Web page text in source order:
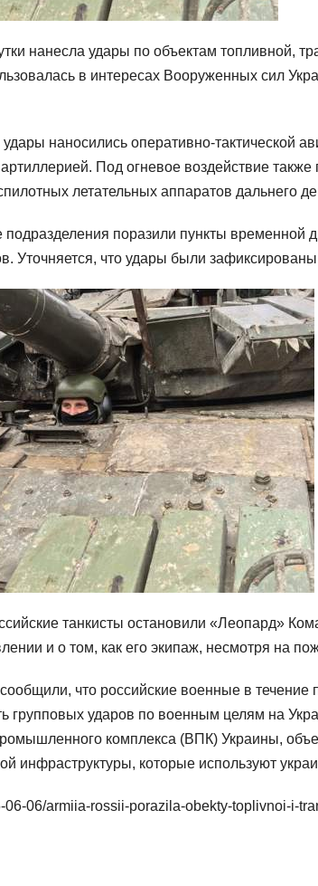
нанесла удары по объектам топливной,
в интересах Вооруженных сил
наносились оперативно-тактической
Под огневое воздействие
летательных аппаратов дальнего
подразделения поразили пункты
Уточняется, что удары были
танкисты остановили «Леопард»
и о том, как его экипаж, несмотря на
что российские военные в
групповых ударов по военным целям на
комплекса (ВПК) Украины,
инфраструктуры, которые используют
06-06/armiia-rossii-porazila-obekty-toplivnoi-i-